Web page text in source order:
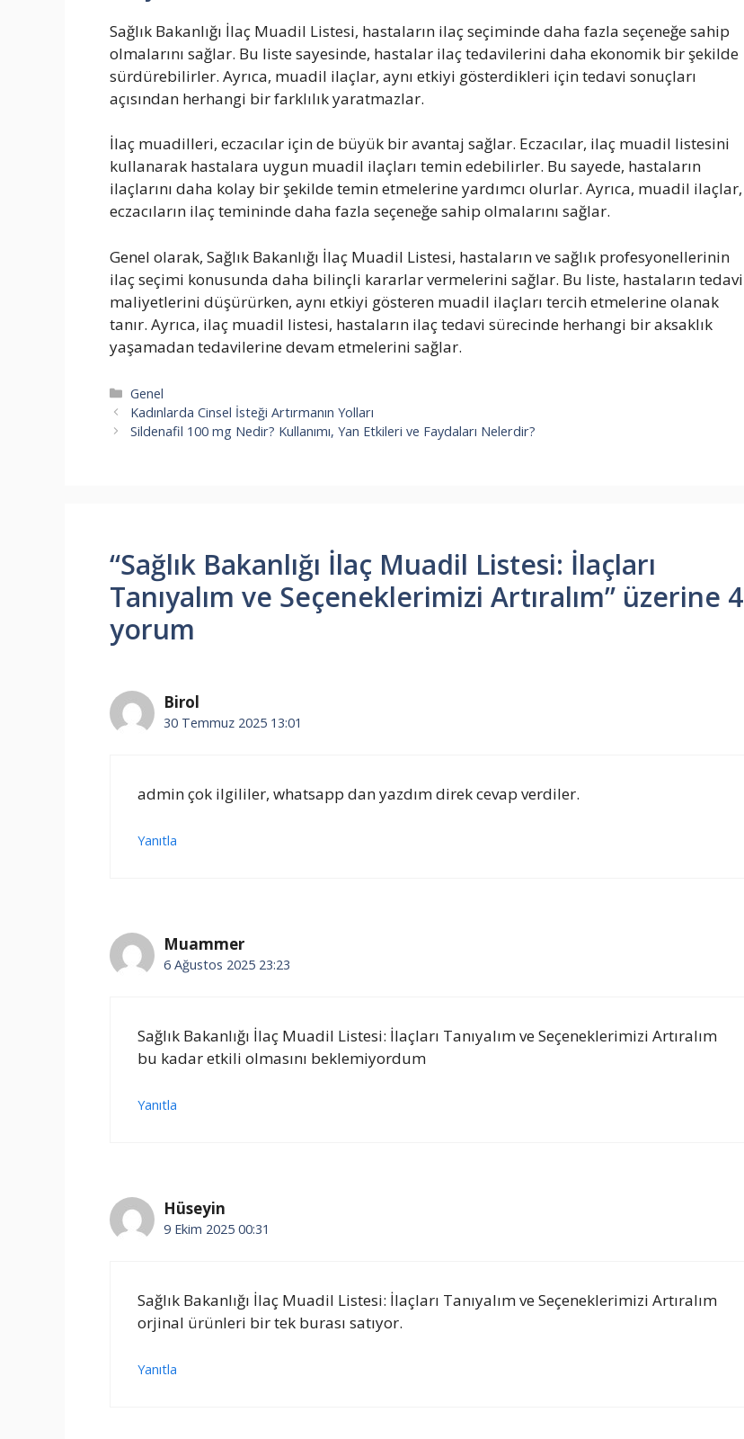
Sağlık Bakanlığı İlaç Muadil Listesi, hastaların ilaç seçiminde daha fazla seçeneğe sahip
olmalarını sağlar. Bu liste sayesinde, hastalar ilaç tedavilerini daha ekonomik bir şekilde
sürdürebilirler. Ayrıca, muadil ilaçlar, aynı etkiyi gösterdikleri için tedavi sonuçları
açısından herhangi bir farklılık yaratmazlar.
İlaç muadilleri, eczacılar için de büyük bir avantaj sağlar. Eczacılar, ilaç muadil listesini
kullanarak hastalara uygun muadil ilaçları temin edebilirler. Bu sayede, hastaların
ilaçlarını daha kolay bir şekilde temin etmelerine yardımcı olurlar. Ayrıca, muadil ilaçlar,
eczacıların ilaç temininde daha fazla seçeneğe sahip olmalarını sağlar.
Genel olarak, Sağlık Bakanlığı İlaç Muadil Listesi, hastaların ve sağlık profesyonellerinin
ilaç seçimi konusunda daha bilinçli kararlar vermelerini sağlar. Bu liste, hastaların tedavi
maliyetlerini düşürürken, aynı etkiyi gösteren muadil ilaçları tercih etmelerine olanak
tanır. Ayrıca, ilaç muadil listesi, hastaların ilaç tedavi sürecinde herhangi bir aksaklık
yaşamadan tedavilerine devam etmelerini sağlar.
Kategoriler
Genel
Kadınlarda Cinsel İsteği Artırmanın Yolları
Sildenafil 100 mg Nedir? Kullanımı, Yan Etkileri ve Faydaları Nelerdir?
“Sağlık Bakanlığı İlaç Muadil Listesi: İlaçları
Tanıyalım ve Seçeneklerimizi Artıralım” üzerine 4
yorum
Birol
30 Temmuz 2025 13:01
admin çok ilgililer, whatsapp dan yazdım direk cevap verdiler.
Yanıtla
Muammer
6 Ağustos 2025 23:23
Sağlık Bakanlığı İlaç Muadil Listesi: İlaçları Tanıyalım ve Seçeneklerimizi Artıralım
bu kadar etkili olmasını beklemiyordum
Yanıtla
Hüseyin
9 Ekim 2025 00:31
Sağlık Bakanlığı İlaç Muadil Listesi: İlaçları Tanıyalım ve Seçeneklerimizi Artıralım
orjinal ürünleri bir tek burası satıyor.
Yanıtla